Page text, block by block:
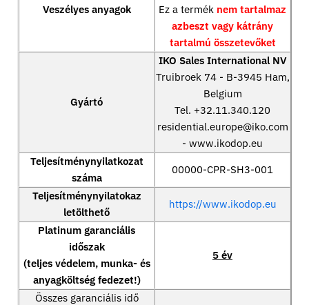
Veszélyes anyagok
Ez a termék nem tartalmaz
azbeszt vagy kátrány
tartalmú összetevőket
Gyártó
IKO Sales International NV
Truibroek 74 - B-3945 Ham,
Belgium
Tel. +32.11.340.120
residential.europe@iko.com
- www.ikodop.eu
Teljesítménynyilatkozat
száma
00000-CPR-SH3-001
Teljesítménynyilatokaz
letölthető
https://www.ikodop.eu
Platinum garanciális
időszak
(teljes védelem, munka- és
anyagköltség fedezet!)
5 év
Összes garanciális idő